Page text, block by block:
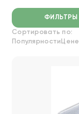
ФИЛЬТРЫ
Сортировать по:
Популярности Цене